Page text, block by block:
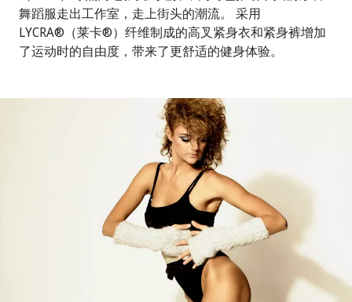
舞蹈服走出工作室，走上街头的潮流。 采用
LYCRA®（莱卡®）纤维制成的高叉紧身衣和紧身裤增加
了运动时的自由度，带来了更舒适的健身体验。